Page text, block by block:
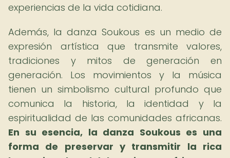
experiencias de la vida cotidiana.
Además, la danza Soukous es un medio de
expresión artística que transmite valores,
tradiciones y mitos de generación en
generación. Los movimientos y la música
tienen un simbolismo cultural profundo que
comunica la historia, la identidad y la
espiritualidad de las comunidades africanas.
En su esencia, la danza Soukous es una
forma de preservar y transmitir la rica